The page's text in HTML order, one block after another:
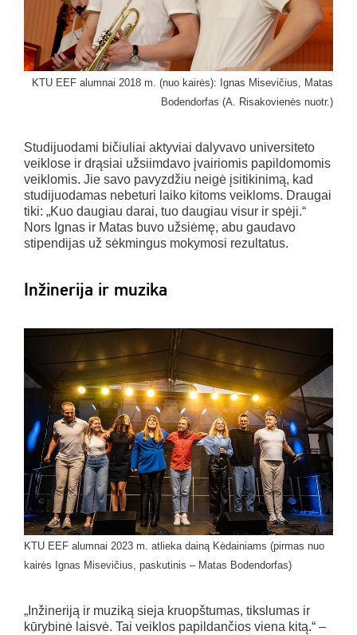
KTU EEF alumnai 2018 m. (nuo kairės): Ignas Misevičius, Matas
Bodendorfas (A. Risakovienės nuotr.)
Studijuodami bičiuliai aktyviai dalyvavo universiteto
veiklose ir drąsiai užsiimdavo įvairiomis papildomomis
veiklomis. Jie savo pavyzdžiu neigė įsitikinimą, kad
studijuodamas nebeturi laiko kitoms veikloms. Draugai
tiki: „Kuo daugiau darai, tuo daugiau visur ir spėji.“
Nors Ignas ir Matas buvo užsiėmę, abu gaudavo
stipendijas už sėkmingus mokymosi rezultatus.
Inžinerija ir muzika
KTU EEF alumnai 2023 m. atlieka dainą Kėdainiams (pirmas nuo
kairės Ignas Misevičius, paskutinis – Matas Bodendorfas)
„Inžineriją ir muziką sieja kruopštumas, tikslumas ir
kūrybinė laisvė. Tai veiklos papildančios viena kitą.“ –